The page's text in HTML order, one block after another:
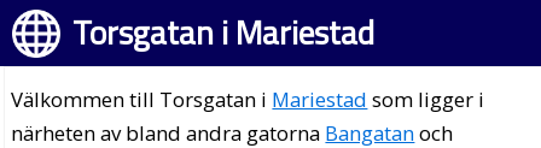
Torsgatan i Mariestad
Välkommen till Torsgatan i Mariestad som ligger i
närheten av bland andra gatorna Bangatanoch